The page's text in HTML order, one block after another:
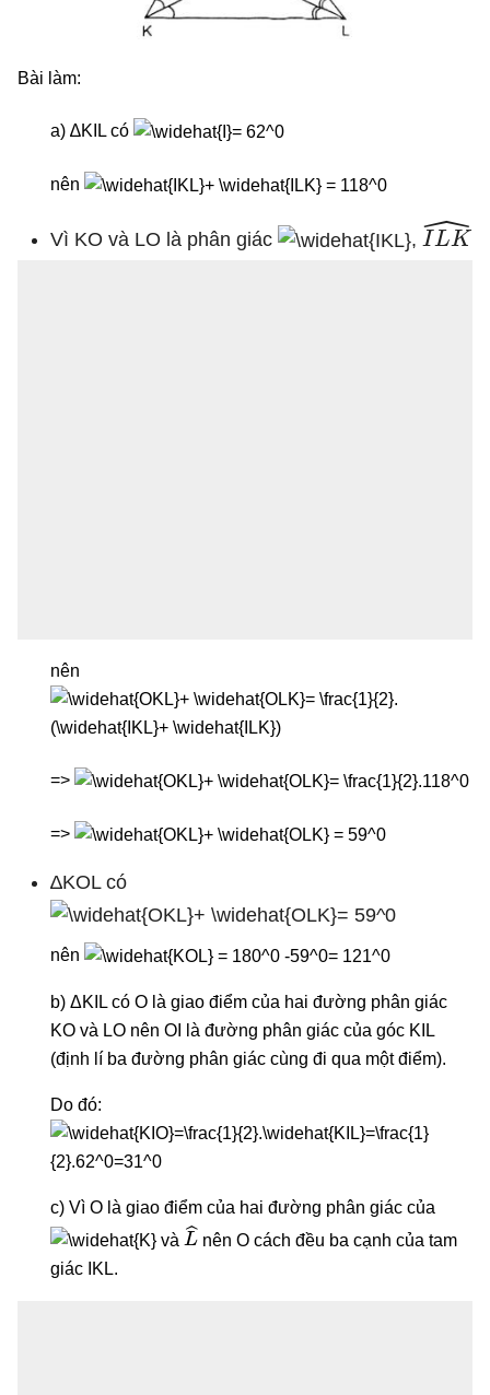
Bài làm:
a) ∆KIL có
nên
Vì KO và LO là phân giác , ILK^
nên
=>
=>
∆KOL có
nên
b) ΔKIL có O là giao điểm của hai đường phân giác
KO và LO nên OI là đường phân giác của góc KIL
(định lí ba đường phân giác cùng đi qua một điểm).
Do đó:
c) Vì O là giao điểm của hai đường phân giác của
và
L^
nên O cách đều ba cạnh của tam
giác IKL.